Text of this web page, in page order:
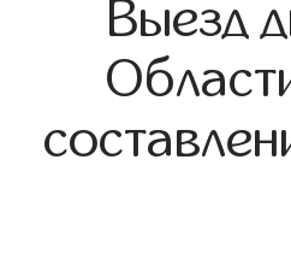
Выезд